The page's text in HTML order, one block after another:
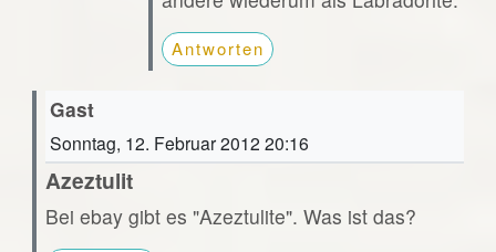
Antworten
Gast
Sonntag, 12. Februar 2012 20:16
Azeztulit
Bei ebay gibt es "Azeztulite". Was ist das?